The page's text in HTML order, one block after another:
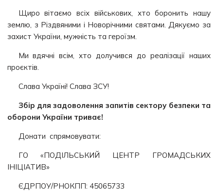
Щиро вітаємо всіх військових, хто боронить нашу
землю, з Різдвяними і Новорічними святами. Дякуємо за
захист України, мужність та героїзм.
Ми вдячні всім, хто долучився до реалізації наших
проєктів.
Слава Україні! Слава ЗСУ!
Збір для задоволення запитів сектору безпеки та
оборони України триває!
Донати спрямовувати:
ГО «ПОДІЛЬСЬКИЙ ЦЕНТР ГРОМАДСЬКИХ
ІНІЦІАТИВ»
ЄДРПОУ/РНОКПП: 45065733